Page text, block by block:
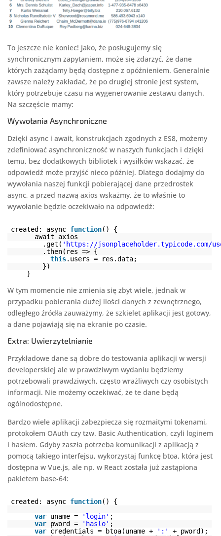
To jeszcze nie koniec! Jako, że posługujemy się
synchronicznym zapytaniem, może się zdarzyć, że dane
których zażądamy będą dostępne z opóźnieniem. Generalnie
zawsze należy zakładać, że po drugiej stronie jest system,
który potrzebuje czasu na wygenerowanie zestawu danych.
Na szczęście mamy:
Wywołania Asynchroniczne
Dzięki async i await, konstrukcjach zgodnych z ES8, możemy
zdefiniować asynchroniczność w naszych funkcjach i dzięki
temu, bez dodatkowych bibliotek i wysiłków wskazać, że
odpowiedź może przyjść nieco później. Dlatego dodajmy do
wywołania naszej funkcji pobierającej dane przedrostek
async, a przed nazwą axios wskażmy, że to właśnie to
wywołanie będzie oczekiwało na odpowiedź:
created: async function() {
await axios
.get( ' https://jsonplaceholder.typicode.com/
.then(res => {
this.users = res.data;
})
}
W tym momencie nie zmienia się zbyt wiele, jednak w
przypadku pobierania dużej ilości danych z zewnętrznego,
odległego źródła zauważymy, że szkielet aplikacji jest gotowy,
a dane pojawiają się na ekranie po czasie.
Extra: Uwierzytelnianie
Przykładowe dane są dobre do testowania aplikacji w wersji
developerskiej ale w prawdziwym wydaniu będziemy
potrzebowali prawdziwych, często wrażliwych czy osobistych
informacji. Nie możemy oczekiwać, że te dane będą
ogólnodostępne.
Bardzo wiele aplikacji zabezpiecza się rozmaitymi tokenami,
protokołem OAuth czy tzw. Basic Authentication, czyli loginem
i hasłem. Gdyby zaszła potrzeba komunikacji z aplikacją z
pomocą takiego interfejsu, wykorzystaj funkcę btoa, która jest
dostępna w Vue.js, ale np. w React została już zastąpiona
pakietem base-64:
created: async function() {
var uname = 'login' ;
var pword = 'haslo' ;
var credentials = btoa(uname + ':'
+ pword);